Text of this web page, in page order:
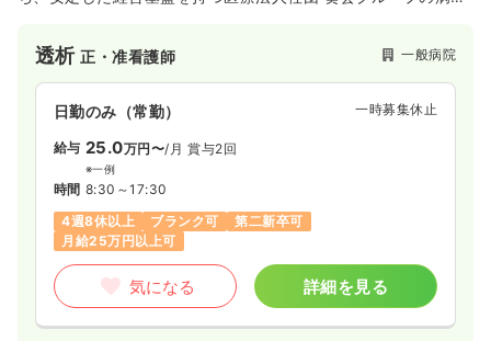
透析正・准看護師 一般病院
日勤のみ（常勤） 一時募集休止
給与 25.0万円〜/月 賞与2回
※一例
時間 8:30～17:30
4週8休以上
ブランク可
第二新卒可
月給25万円以上可
気になる 詳細を見る